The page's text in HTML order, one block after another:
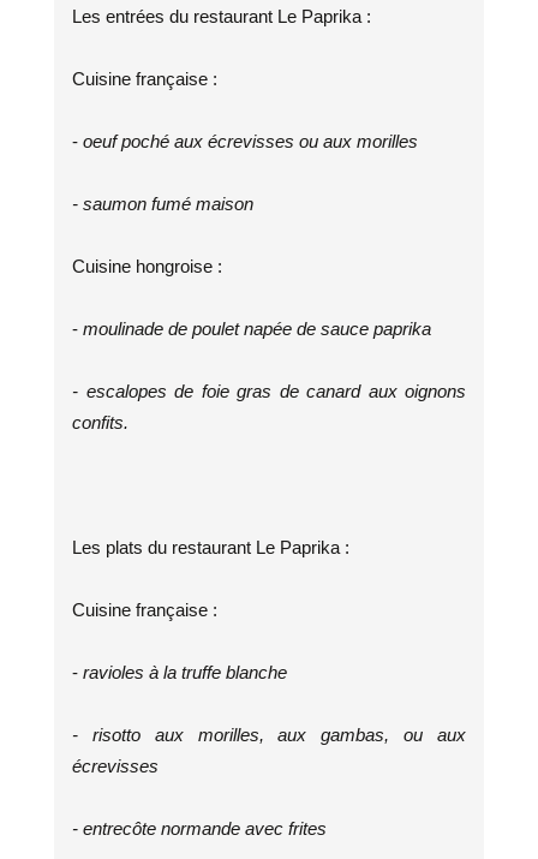
Les entrées du restaurant Le Paprika :
Cuisine française :
- oeuf poché aux écrevisses ou aux morilles
- saumon fumé maison
Cuisine hongroise :
- moulinade de poulet napée de sauce paprika
- escalopes de foie gras de canard aux oignons
confits.
Les plats du restaurant Le Paprika :
Cuisine française :
- ravioles à la truffe blanche
- risotto aux morilles, aux gambas, ou aux
écrevisses
- entrecôte normande avec frites